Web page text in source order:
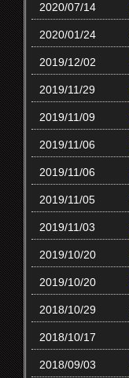
2020/07/14
2020/01/24
2019/12/02
2019/11/29
2019/11/09
2019/11/06
2019/11/06
2019/11/05
2019/11/03
2019/10/20
2019/10/20
2018/10/29
2018/10/17
2018/09/03